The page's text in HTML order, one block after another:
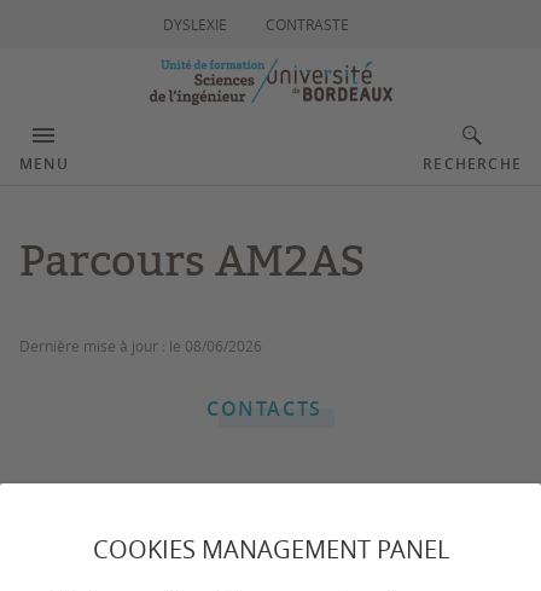
COOKIES MANAGEMENT PANEL
DYSLEXIE CONTRASTE
MENU RECHERCHE
Parcours AM2AS
Dernière mise à jour : le 08/06/2026
CONTACTS
Master AM2AS (Automatique et Mécatronique,